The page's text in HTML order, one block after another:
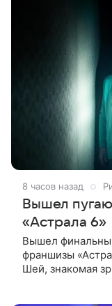
8 часов назад
Вышел
«Астрала 6»
Вышел
франшизы
Шей, знакомая